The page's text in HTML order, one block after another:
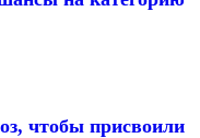
чтобы присвоили